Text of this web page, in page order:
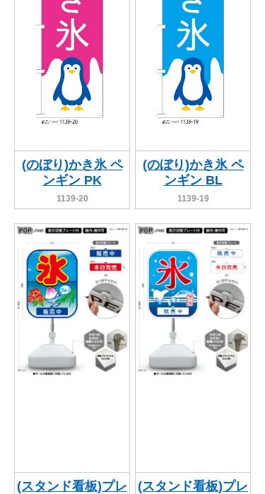
(のぼり)かき氷 ペ
ンギン PK
1139-20
(のぼり)かき氷 ペ
ンギン BL
1139-19
(スタンド看板)プレ
(スタンド看板)プレ